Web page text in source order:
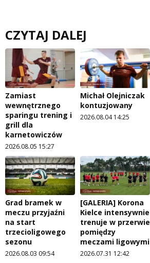
CZYTAJ DALEJ
Zamiast
wewnętrznego
sparingu trening i
grill dla
karnetowiczów
2026.08.05 15:27
Michał Olejniczak
kontuzjowany
2026.08.04 14:25
Grad bramek w
meczu przyjaźni
na start
trzecioligowego
sezonu
2026.08.03 09:54
[GALERIA] Korona
Kielce intensywnie
trenuje w przerwie
pomiędzy
meczami ligowymi
2026.07.31 12:42